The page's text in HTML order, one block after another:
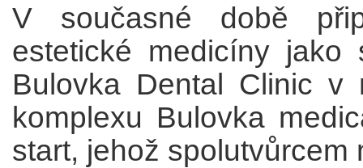
V současné době
estetické medicíny jako
Bulovka Dental Clinic v
komplexu Bulovka
start, jehož spolutvůrcem